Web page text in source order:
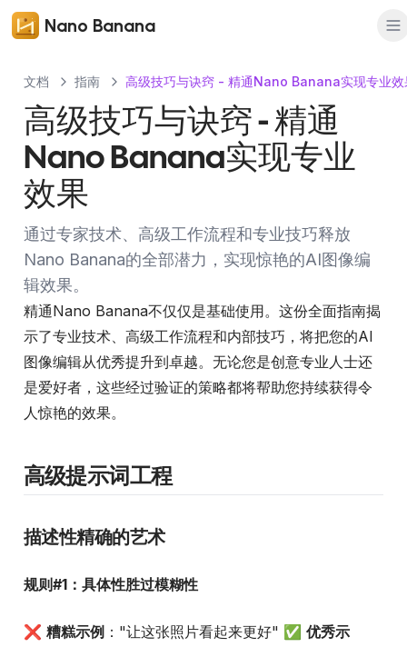
Nano Banana
文档 指南 高级技巧与诀窍 - 精通Nano Banana实现专业效
高级技巧与诀窍 - 精通
Nano Banana实现专业
效果
通过专家技术、高级工作流程和专业技巧释放
Nano Banana的全部潜力，实现惊艳的AI图像编
辑效果。
精通Nano Banana不仅仅是基础使用。这份全面指南揭
示了专业技术、高级工作流程和内部技巧，将把您的AI
图像编辑从优秀提升到卓越。无论您是创意专业人士还
是爱好者，这些经过验证的策略都将帮助您持续获得令
人惊艳的效果。
高级提示词工程
描述性精确的艺术
规则#1：具体性胜过模糊性
❌ 糟糕示例 ："让这张照片看起来更好" ✅ 优秀示